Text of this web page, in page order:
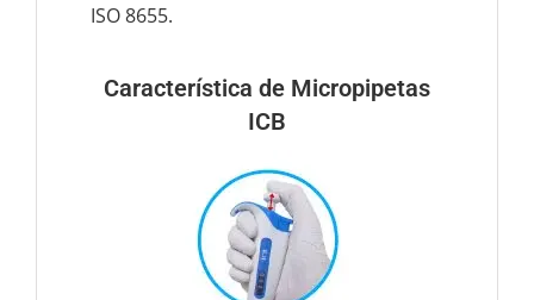
ISO 8655.
Característica de Micropipetas
ICB